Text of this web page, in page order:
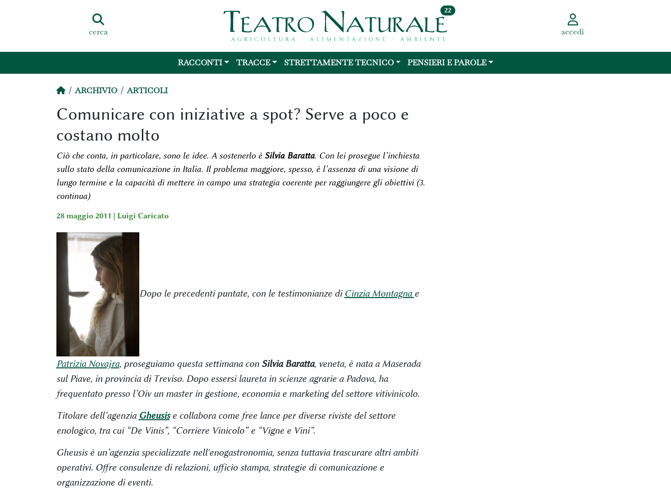
cerca
22
accedi
RACCONTI TRACCE STRETTAMENTE TECNICO PENSIERI E PAROLE
ARCHIVIO ARTICOLI
Comunicare con iniziative a spot? Serve a poco e
costano molto
Ciò che conta, in particolare, sono le idee. A sostenerlo è Silvia Baratta. Con lei prosegue l’inchiesta
sullo stato della comunicazione in Italia. Il problema maggiore, spesso, è l’assenza di una visione di
lungo termine e la capacità di mettere in campo una strategia coerente per raggiungere gli obiettivi (3.
continua)
28 maggio 2011 | Luigi Caricato
Dopo le precedenti puntate, con le testimonianze di Cinzia Montagna e
Patrizia Novajra, proseguiamo questa settimana con Silvia Baratta, veneta, è nata a Maserada
sul Piave, in provincia di Treviso. Dopo essersi laureta in scienze agrarie a Padova, ha
frequentato presso l’Oiv un master in gestione, economia e marketing del settore vitivinicolo.
Titolare dell’agenzia Gheusise collabora come free lance per diverse riviste del settore
enologico, tra cui “De Vinis”, “Corriere Vinicolo” e “Vigne e Vini”.
Gheusis è un’agenzia specializzate nell'enogastronomia, senza tuttavia trascurare altri ambiti
operativi. Offre consulenze di relazioni, ufficio stampa, strategie di comunicazione e
organizzazione di eventi.